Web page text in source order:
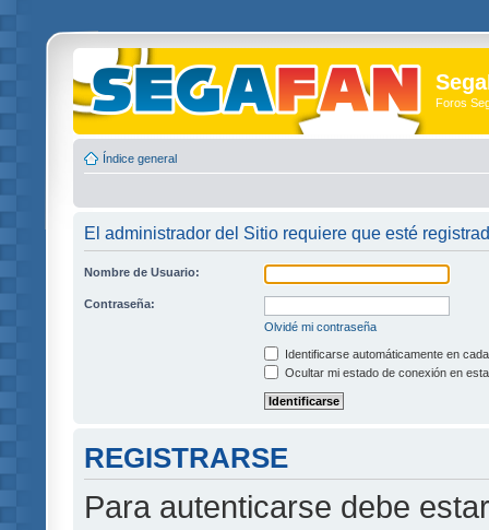
Foros
Índice general
El administrador del Sitio requiere que esté
Nombre de Usuario:
Contraseña:
Olvidé mi contraseña
Identificarse automáticamente en
Ocultar mi estado de conexión en
REGISTRARSE
Para autenticarse debe